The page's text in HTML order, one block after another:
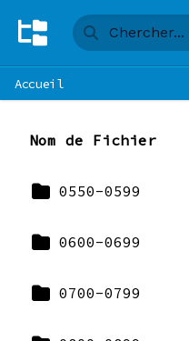
Accueil
Nom de Fichier
0550-0599
0600-0699
0700-0799